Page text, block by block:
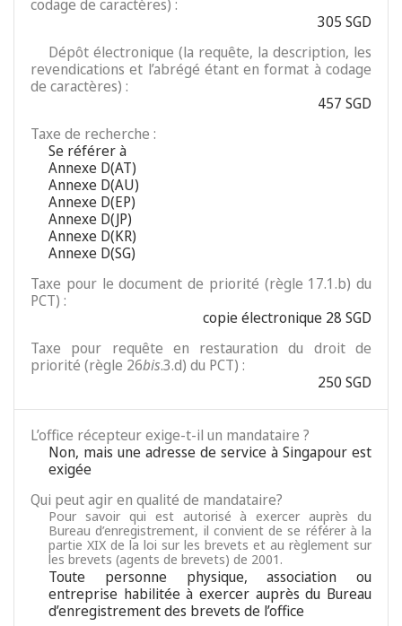
codage de caractères) :
305 SGD
Dépôt électronique (la requête, la description, les
revendications et l’abrégé étant en format à codage
de caractères) :
457 SGD
Taxe de recherche :
Se référer à
Annexe D(AT)
Annexe D(AU)
Annexe D(EP)
Annexe D(JP)
Annexe D(KR)
Annexe D(SG)
Taxe pour le document de priorité (règle 17.1.b) du
PCT) :
copie électronique 28 SGD
Taxe pour requête en restauration du droit de
priorité (règle 26bis.3.d) du PCT) :
250 SGD
L’office récepteur exige-t-il un mandataire ?
Non, mais une adresse de service à Singapour est
exigée
Qui peut agir en qualité de mandataire?
Pour savoir qui est autorisé à exercer auprès du
Bureau d’enregistrement, il convient de se référer à la
partie XIX de la loi sur les brevets et au règlement sur
les brevets (agents de brevets) de 2001.
Toute personne physique, association ou
entreprise habilitée à exercer auprès du Bureau
d’enregistrement des brevets de l’office